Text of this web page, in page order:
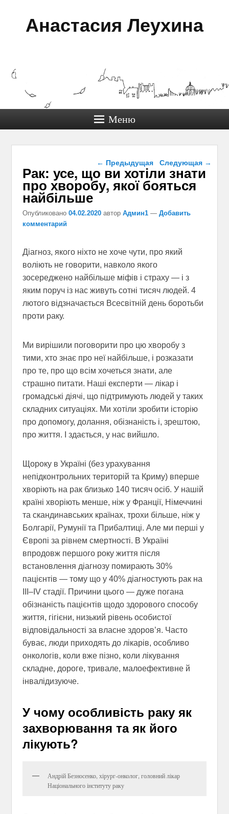
Анастасия Леухина
Меню
Навигация по записям
← Предыдущая Следующая →
Рак: усе, що ви хотіли знати
про хворобу, якої бояться
найбільше
Опубликовано 04.02.2020 автор Админ1 — Добавить
комментарий
Діагноз, якого ніхто не хоче чути, про який
воліють не говорити, навколо якого
зосереджено найбільше міфів і страху — і з
яким поруч із нас живуть сотні тисяч людей. 4
лютого відзначається Всесвітній день боротьби
проти раку.
Ми вирішили поговорити про цю хворобу з
тими, хто знає про неї найбільше, і розказати
про те, про що всім хочеться знати, але
страшно питати. Наші експерти — лікар і
громадські діячі, що підтримують людей у таких
складних ситуаціях. Ми хотіли зробити історію
про допомогу, долання, обізнаність і, зрештою,
про життя. І здається, у нас вийшло.
Щороку в Україні (без урахування
непідконтрольних територій та Криму) вперше
хворіють на рак близько 140 тисяч осіб. У нашій
країні хворіють менше, ніж у Франції, Німеччині
та скандинавських країнах, трохи більше, ніж у
Болгарії, Румунії та Прибалтиці. Але ми перші у
Європі за рівнем смертності. В Україні
впродовж першого року життя після
встановлення діагнозу помирають 30%
пацієнтів — тому що у 40% діагностують рак на
III–IV стадії. Причини цього — дуже погана
обізнаність пацієнтів щодо здорового способу
життя, гігієни, низький рівень особистої
відповідальності за власне здоров’я. Часто
буває, люди приходять до лікарів, особливо
онкологів, коли вже пізно, коли лікування
складне, дороге, тривале, малоефективне й
інвалідизуюче.
У чому особливість раку як
захворювання та як його
лікують?
Андрій Безносенко, хірург-онколог, головний лікар
Національного інституту раку